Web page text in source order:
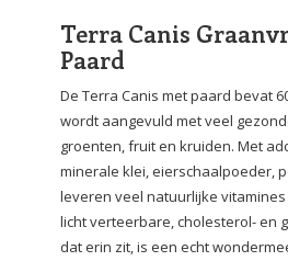
Terra Canis
Paard
De Terra Canis met paard bevat
wordt aangevuld met veel
groenten, fruit en kruiden. Met
minerale klei, eierschaalpoeder,
leveren veel natuurlijke
licht verteerbare, cholesterol- en
dat erin zit, is een echt